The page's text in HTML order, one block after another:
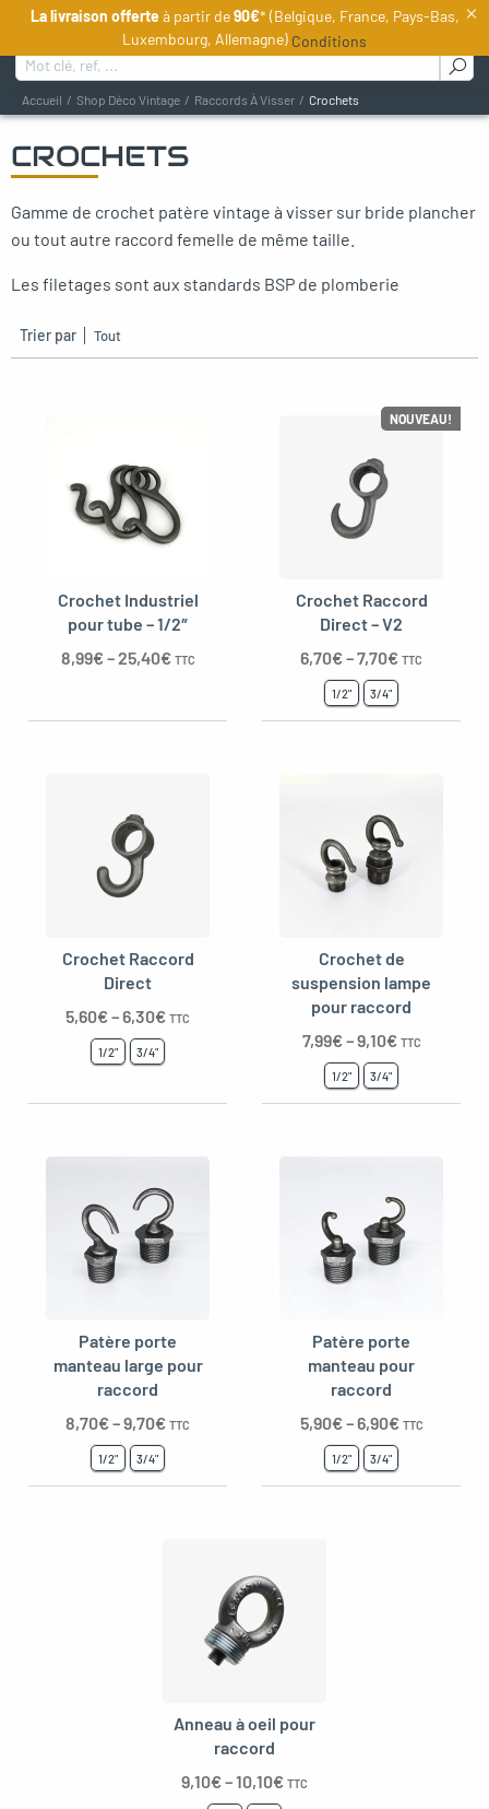
FR
Rechercher :
Accueil Shop Déco Vintage Raccords À Visser Crochets
CROCHETS
Gamme de crochet patère vintage à visser sur bride plancher
ou tout autre raccord femelle de même taille.
Les filetages sont aux standards BSP de plomberie
Trier par
Crochet Industriel
pour tube – 1/2″
8,99€–25,40€ TTC
NOUVEAU!
Crochet Raccord
Direct – V2
6,70€–7,70€ TTC
1/2" 3/4"
Crochet Raccord
Direct
5,60€–6,30€ TTC
1/2" 3/4"
Crochet de
suspension lampe
pour raccord
7,99€–9,10€ TTC
1/2" 3/4"
Patère porte
manteau large pour
raccord
8,70€–9,70€ TTC
1/2" 3/4"
Patère porte
manteau pour
raccord
5,90€–6,90€ TTC
1/2" 3/4"
Anneau à oeil pour
raccord
9,10€–10,10€ TTC
menu
menu
menu
menu
menu
menu
menu
La livraison offerte à partir de90€* (Belgique, France, Pays-Bas,
Luxembourg, Allemagne) Conditions
×